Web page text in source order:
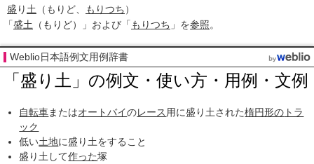
盛 り 土 （もりど、 もりつち）
「盛土 （もりど）」および「もりつち 」を参照。
Weblio日本語例文用例辞書
「盛り土」の例文・使い方・用例・文例
自転車またはオートバイのレース 用に盛り土された楕円形の トラ
ック
低い土地に盛り土をすること
盛り土して作った塚